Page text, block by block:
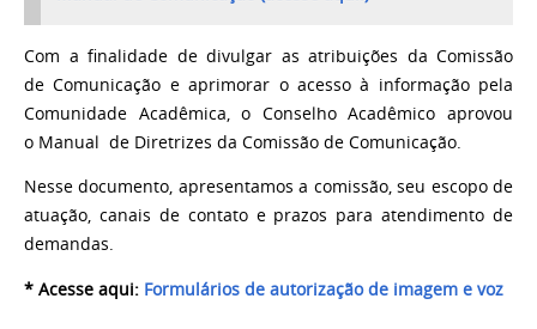
Com a finalidade de divulgar as atribuições da Comissão
deComunicação e aprimorar o acesso à informação pela
Comunidade Acadêmica, o Conselho Acadêmico aprovou
o Manual de Diretrizes da Comissão de Comunicação.
Nesse documento, apresentamos a comissão, seu escopo de
atuação, canais de contato e prazos para atendimento de
demandas.
* Acesse aqui: Formulários de autorização de imagem e voz